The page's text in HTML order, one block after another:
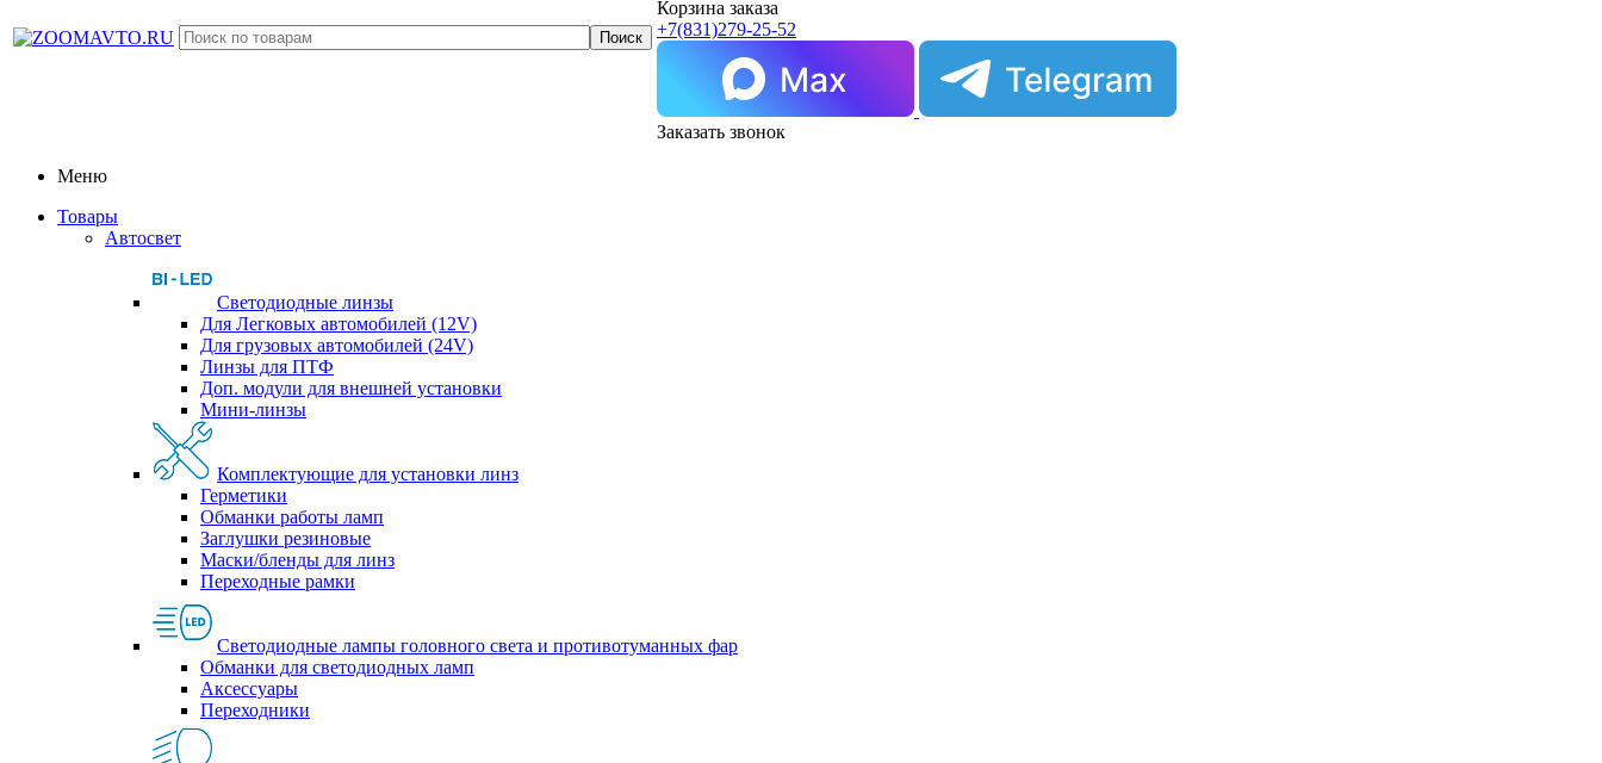
Корзина заказа
+7(831)279-25-52
Заказать звонок
Меню
Товары
Автосвет
Светодиодные линзы
Для Легковых автомобилей (12V)
Для грузовых автомобилей (24V)
Линзы для ПТФ
Доп. модули для внешней установки
Мини-линзы
Комплектующие для установки линз
Герметики
Обманки работы ламп
Заглушки резиновые
Маски/бленды для линз
Переходные рамки
Светодиодные лампы головного света и противотуманных фар
Обманки для светодиодных ламп
Аксессуары
Переходники